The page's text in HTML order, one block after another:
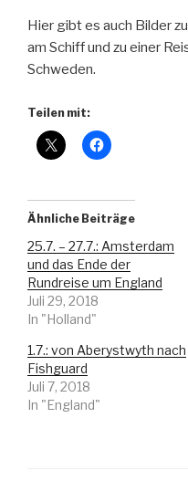
Hier gibt es auch Bilder
am Schiff und zu einer
Schweden.
Teilen mit:
Ähnliche Beiträge
25.7. – 27.7.: Amsterdam
und das Ende der
Rundreise um England
Juli 29, 2018
In "Holland"
1.7.: von Aberystwyth nach
Fishguard
Juli 7, 2018
In "England"